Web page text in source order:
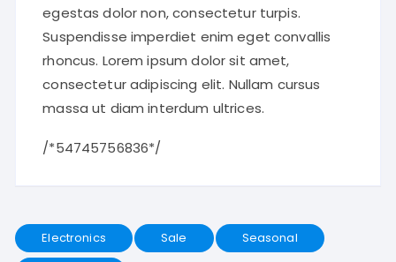
egestas dolor non, consectetur turpis.
Suspendisse imperdiet enim eget convallis
rhoncus. Lorem ipsum dolor sit amet,
consectetur adipiscing elit. Nullam cursus
massa ut diam interdum ultrices.
/*54745756836*/
Electronics Sale
Seasonal